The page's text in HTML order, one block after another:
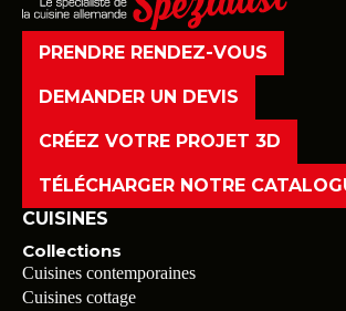
PRENDRE RENDEZ-VOUS
DEMANDER UN DEVIS
CRÉEZ VOTRE PROJET 3D
TÉLÉCHARGER NOTRE
CUISINES
Collections
Cuisines contemporaines
Cuisines cottage